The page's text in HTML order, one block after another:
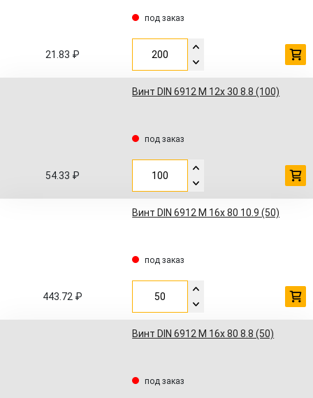
под заказ
21.83 ₽
Винт DIN 6912 M 12x 30 8.8 (100)
под заказ
54.33 ₽
Винт DIN 6912 M 16x 80 10.9 (50)
под заказ
443.72 ₽
Винт DIN 6912 M 16x 80 8.8 (50)
под заказ